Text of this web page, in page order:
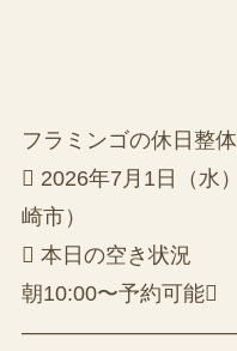
フラミンゴの休日整
 2026年7月1日（水
崎市）
 本日の空き状況
朝10:00〜予約可能